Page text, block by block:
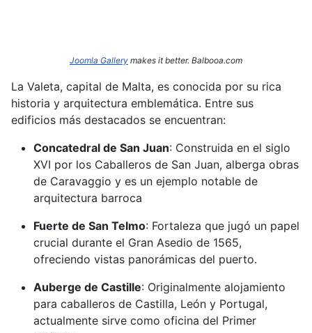
Joomla Gallery makes it better. Balbooa.com
La Valeta, capital de Malta, es conocida por su rica
historia y arquitectura emblemática. Entre sus
edificios más destacados se encuentran:​
Concatedral de San Juan: Construida en el siglo
XVI por los Caballeros de San Juan, alberga obras
de Caravaggio y es un ejemplo notable de
arquitectura barroca
Fuerte de San Telmo: Fortaleza que jugó un papel
crucial durante el Gran Asedio de 1565,
ofreciendo vistas panorámicas del puerto.
Auberge de Castille: Originalmente alojamiento
para caballeros de Castilla, León y Portugal,
actualmente sirve como oficina del Primer